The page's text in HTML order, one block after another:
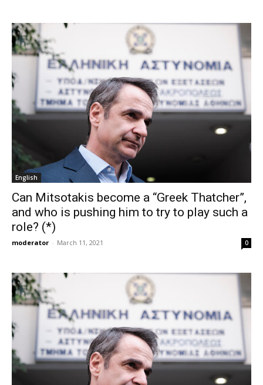
English
Can Mitsotakis become a “Greek Thatcher”,
and who is pushing him to try to play such a
role? (*)
moderator - March 11, 2021 0